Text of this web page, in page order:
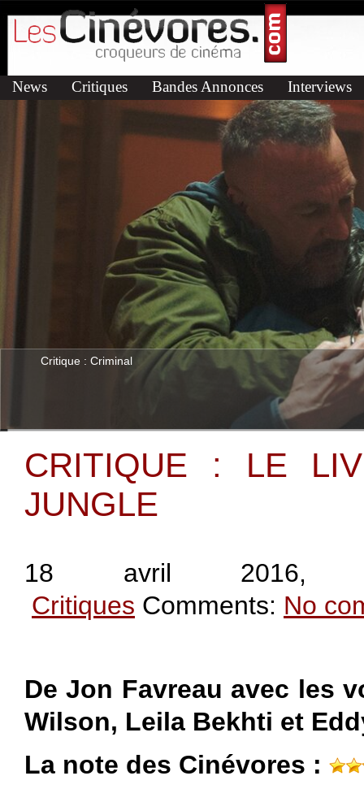
News Critiques Bandes Annonces Interviews
Critique : Criminal
CRITIQUE : LE
JUNGLE
18 avril 2016,
Critiques Comments: No
De Jon Favreau avec les
Wilson, Leila Bekhti et
La note des Cinévores :